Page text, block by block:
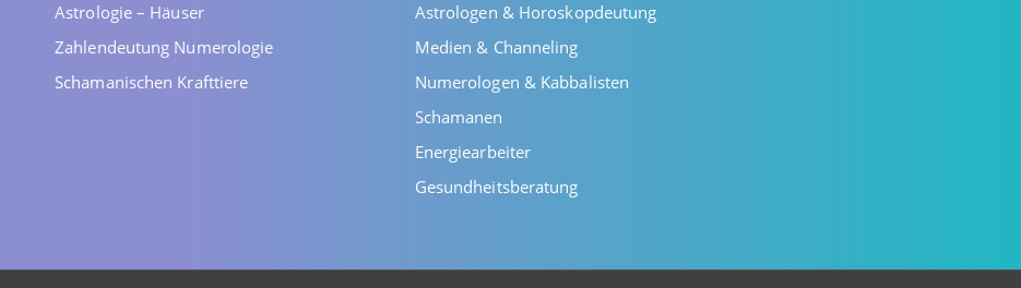
Astrologie – Häuser
Zahlendeutung Numerologie
Schamanischen Krafttiere
Astrologen & Horoskopdeutung
Medien & Channeling
Numerologen & Kabbalisten
Schamanen
Energiearbeiter
Gesundheitsberatung